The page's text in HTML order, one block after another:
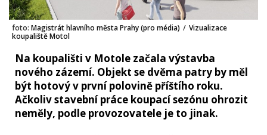
foto: Magistrát hlavního města Prahy (pro média) / Vizualizace
koupaliště Motol
Na koupališti v Motole začala výstavba
nového zázemí. Objekt se dvěma patry by měl
být hotový v první polovině příštího roku.
Ačkoliv stavební práce koupací sezónu ohrozit
neměly, podle provozovatele je to jinak.